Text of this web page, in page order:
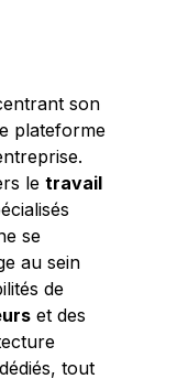
son
plateforme
le travail
se
au sein
de
et des
tout